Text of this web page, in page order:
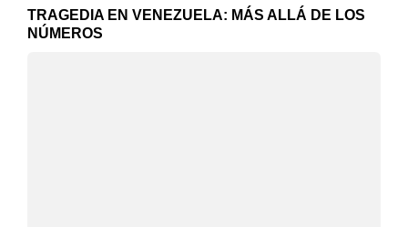
TRAGEDIA EN VENEZUELA: MÁS ALLÁ DE LOS
NÚMEROS